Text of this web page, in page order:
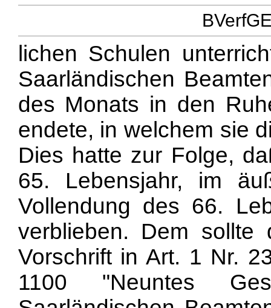
lichen Schulen
Saarländischen
des Monats in den
endete, in welchem sie
Dies hatte zur Folge,
65. Lebensjahr, im
Vollendung des 66.
verblieben. Dem sollte
Vorschrift in Art. 1 Nr.
1100 "Neuntes